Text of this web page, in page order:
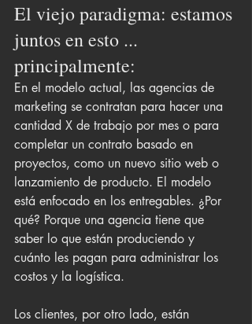
El viejo paradigma: estamos
juntos en esto ...
principalmente:
En el modelo actual, las agencias de
marketing se contratan para hacer una
cantidad X de trabajo por mes o para
completar un contrato basado en
proyectos, como un nuevo sitio web o
lanzamiento de producto. El modelo
está enfocado en los entregables. ¿Por
qué? Porque una agencia tiene que
saber lo que están produciendo y
cuánto les pagan para administrar los
costos y la logística.
Los clientes, por otro lado, están